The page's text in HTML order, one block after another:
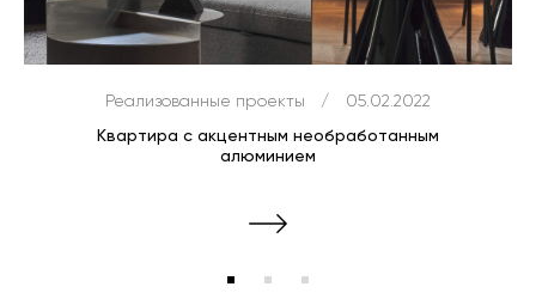
Реализованные проекты / 05.02.2022
Квартира с акцентным необработанным
алюминием